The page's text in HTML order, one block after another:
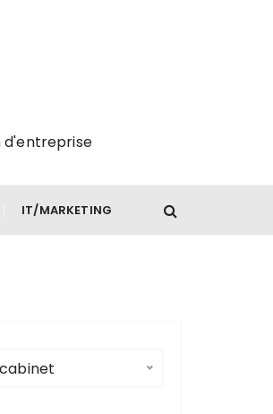
d'entreprise
IT/MARKETING